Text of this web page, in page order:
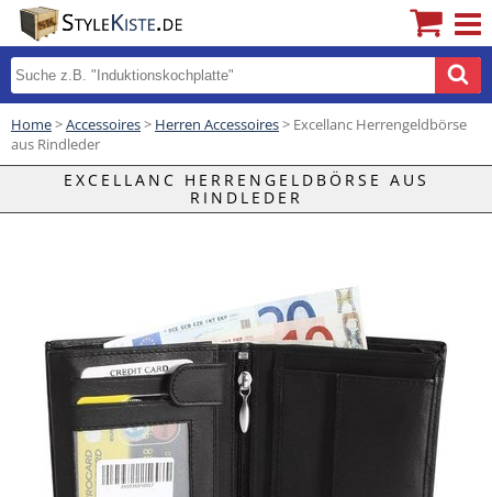
Home>Accessoires> Herren Accessoires> Excellanc Herrengeldbörse
aus Rindleder
EXCELLANC HERRENGELDBÖRSE AUS
RINDLEDER